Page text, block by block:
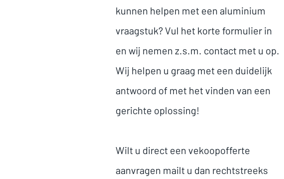
kunnen helpen met een aluminium
vraagstuk? Vul het korte formulier in
en wij nemen z.s.m. contact met u op.
Wij helpen u graag met een duidelijk
antwoord of met het vinden van een
gerichte oplossing!
Wilt u direct een vekoopofferte
aanvragen mailt u dan rechtstreeks